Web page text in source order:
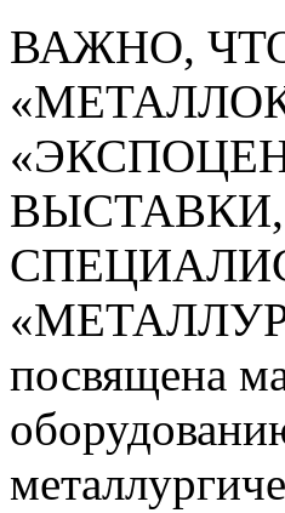
ВАЖНО,
посвящена